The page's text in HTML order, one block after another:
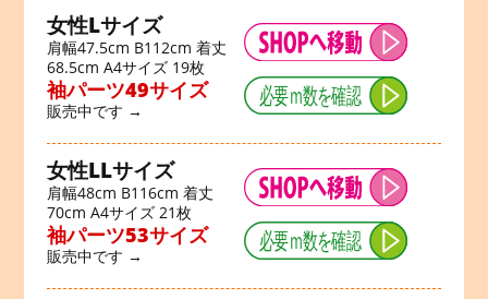
女性Lサイズ
肩幅47.5cm B112cm 着丈
68.5cm A4サイズ 19枚
袖パーツ49サイズ
販売中です →
女性LLサイズ
肩幅48cm B116cm 着丈
70cm A4サイズ 21枚
袖パーツ53サイズ
販売中です →